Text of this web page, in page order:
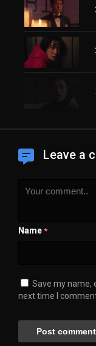
Leave a
Name *
Save my name,
next time I